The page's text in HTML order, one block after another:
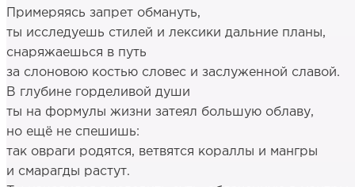
Примеряясь запрет обмануть,
ты исследуешь стилей и лексики дальние планы,
снаряжаешься в путь
за слоновою костью словес и заслуженной славой.
В глубине горделивой души
ты на формулы жизни затеял большую облаву,
но ещё не спешишь:
так овраги родятся, ветвятся кораллы и мангры
и смарагды растут.